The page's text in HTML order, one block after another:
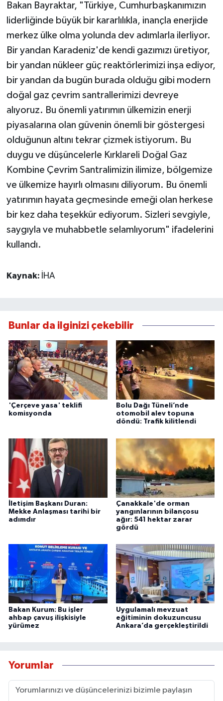
Bakan Bayraktar, "Türkiye, Cumhurbaşkanımızın
liderliğinde büyük bir kararlılıkla, inançla enerjide
merkez ülke olma yolunda dev adımlarla ilerliyor.
Bir yandan Karadeniz'de kendi gazımızı üretiyor,
bir yandan nükleer güç reaktörlerimizi inşa ediyor,
bir yandan da bugün burada olduğu gibi modern
doğal gaz çevrim santrallerimizi devreye
alıyoruz. Bu önemli yatırımın ülkemizin enerji
piyasalarına olan güvenin önemli bir göstergesi
olduğunun altını tekrar çizmek istiyorum. Bu
duygu ve düşüncelerle Kırklareli Doğal Gaz
Kombine Çevrim Santralimizin ilimize, bölgemize
ve ülkemize hayırlı olmasını diliyorum. Bu önemli
yatırımın hayata geçmesinde emeği olan herkese
bir kez daha teşekkür ediyorum. Sizleri sevgiyle,
saygıyla ve muhabbetle selamlıyorum" ifadelerini
kullandı.
Kaynak: İHA
Bunlar da ilginizi çekebilir
'Çerçeve yasa' teklifi
komisyonda
Bolu Dağı Tüneli’nde
otomobil alev topuna
döndü: Trafik kilitlendi
İletişim Başkanı Duran:
Mekke Anlaşması tarihi bir
adımdır
Çanakkale'de orman
yangınlarının bilançosu
ağır: 541 hektar zarar
gördü
Bakan Kurum: Bu işler
ahbap çavuş ilişkisiyle
yürümez
Uygulamalı mevzuat
eğitiminin dokuzuncusu
Ankara’da gerçekleştirildi
Yorumlar